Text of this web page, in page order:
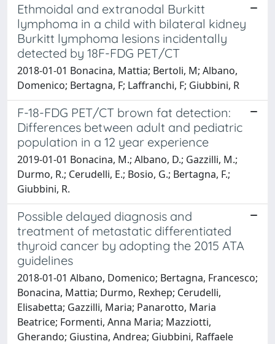
Ethmoidal and extranodal Burkitt
lymphoma in a child with bilateral kidney
Burkitt lymphoma lesions incidentally
detected by 18F-FDG PET/CT
2018-01-01 Bonacina, Mattia; Bertoli, M; Albano,
Domenico; Bertagna, F; Laffranchi, F; Giubbini, R
F-18-FDG PET/CT brown fat detection:
Differences between adult and pediatric
population in a 12 year experience
2019-01-01 Bonacina, M.; Albano, D.; Gazzilli, M.;
Durmo, R.; Cerudelli, E.; Bosio, G.; Bertagna, F.;
Giubbini, R.
Possible delayed diagnosis and
treatment of metastatic differentiated
thyroid cancer by adopting the 2015 ATA
guidelines
2018-01-01 Albano, Domenico; Bertagna, Francesco;
Bonacina, Mattia; Durmo, Rexhep; Cerudelli,
Elisabetta; Gazzilli, Maria; Panarotto, Maria
Beatrice; Formenti, Anna Maria; Mazziotti,
Gherando; Giustina, Andrea; Giubbini, Raffaele